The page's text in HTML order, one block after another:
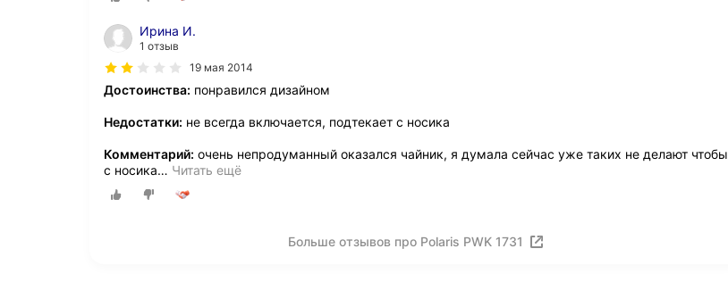
Ирина И.
1 отзыв
19 мая 2014
Достоинства: понравился дизайном
Недостатки: не всегда включается, подтекает с носика
Комментарий: очень непродуманный оказался чайник, я думала сейчас уже таких не делают чтобы
с носика… Читать ещё
Больше отзывов про Polaris PWK 1731